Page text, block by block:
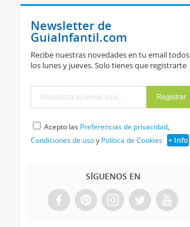
Newsletter de
GuiaInfantil.com
Recibe nuestras novedades en tu email todos
los lunes y jueves. Solo tienes que registrarte
Acepto las Preferencias de privacidad,
Condiciones de usoy Política de Cookies + Info
SÍGUENOS EN